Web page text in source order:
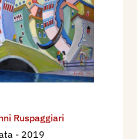
Ruspaggiari
- 2019